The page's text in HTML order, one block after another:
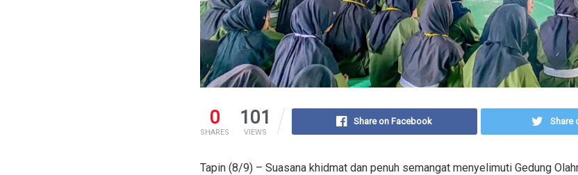
0
SHARES
101
VIEWS
Share on Facebook Share
Tapin (8/9) – Suasana khidmat dan penuh semangat menyelimuti Gedung